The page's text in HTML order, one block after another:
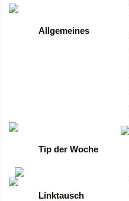
Allgemeines
Tip der Woche
Linktausch